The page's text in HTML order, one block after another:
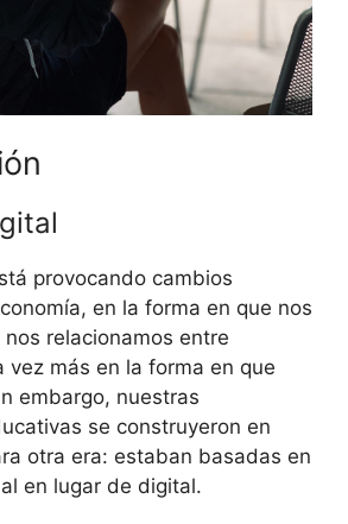
provocando cambios
en la forma en que nos
relacionamos entre
vez más en la forma en que
embargo, nuestras
se construyeron en
otra era: estaban basadas en
en lugar de digital.